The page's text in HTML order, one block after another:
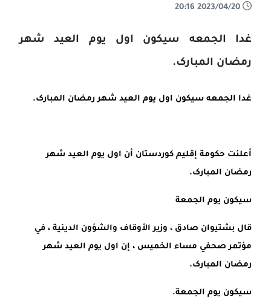
2023/04/20 20:16
غدا الجمعه سيکون اول يوم العيد شهر
رمضان المبارک.
غدا الجمعه سيکون اول يوم العيد شهر رمضان المبارک.
أعلنت حکومة إقليم کوردستان أن اول يوم العيد شهر
رمضان المبارک.
سيکون يوم الجمعة
قال بشتيوان صادق ، وزير الأوقاف والشؤون الدينية ، في
مؤتمر صحفي مساء الخميس ، إن اول يوم العيد شهر
رمضان المبارک.
سيکون يوم الجمعة.